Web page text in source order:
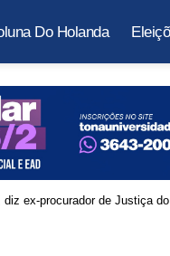
Do Holanda
ex-procurador de Justiça